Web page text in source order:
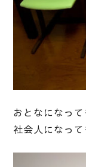
おとなになっ
社会人になっ